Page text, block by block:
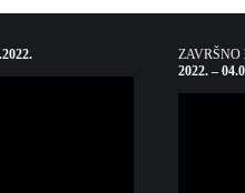
ZAVRŠNO
2022. –